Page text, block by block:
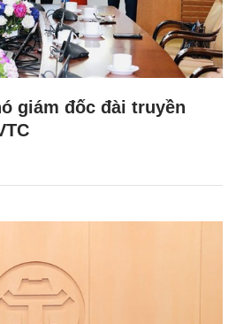
giám đốc đài truyền